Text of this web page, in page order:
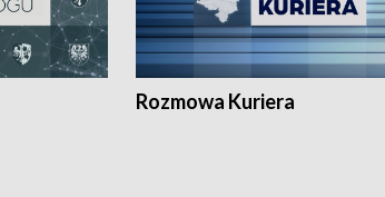
Rozmowa Kuriera